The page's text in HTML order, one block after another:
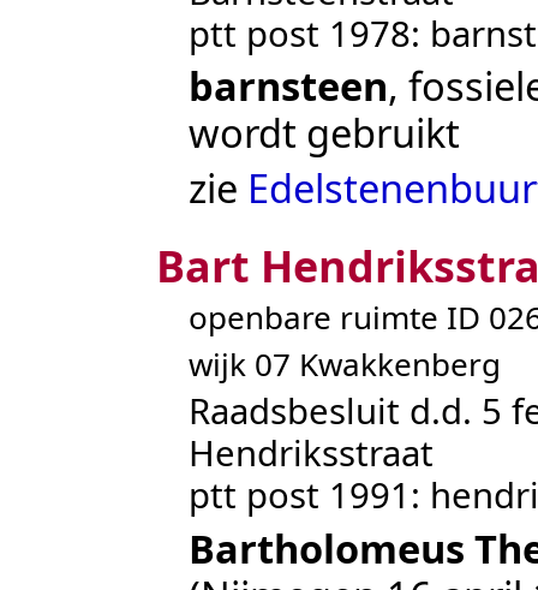
ptt post 1978:
barnsteen,
wordt gebruikt
zie
Bart
openbare ruimte ID
wijk 07 Kwakkenberg
Raadsbesluit d.d. 5
Hendriksstraat
ptt post 1991:
Bartholomeus